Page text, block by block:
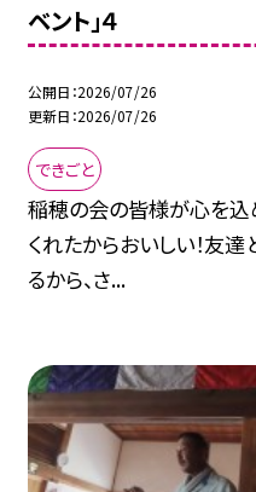
ベント」４
公開日 2026/07/26
更新日 2026/07/26
できごと
稲穂の会の皆様が心を込
くれたからおいしい！友
るから、さ...